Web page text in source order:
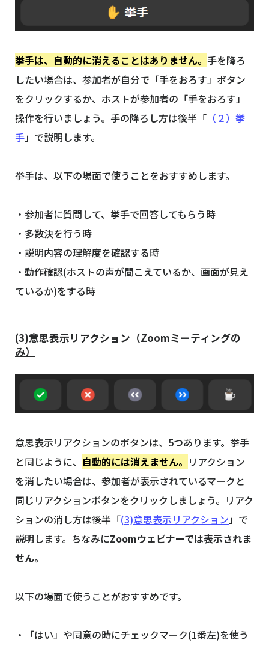
挙手は、自動的に消えることはありません。 手を降ろ
したい場合は、参加者が自分で「手をおろす」ボタン
をクリックするか、ホストが参加者の「手をおろす」
操作を行いましょう。手の降ろし方は後半「 （２）挙
手」で説明します。
挙手は、以下の場面で使うことをおすすめします。
・参加者に質問して、挙手で回答してもらう時
・多数決を行う時
・説明内容の理解度を確認する時
・動作確認(ホストの声が聞こえているか、画面が見え
ているか)をする時
(3)意思表示リアクション（Zoomミーティングの
み）
意思表示リアクションのボタンは、5つあります。挙手
と同じように、 自動的には消えません。 リアクション
を消したい場合は、参加者が表示されているマークと
同じリアクションボタンをクリックしましょう。リアク
ションの消し方は後半「(3)意思表示リアクション」で
説明します。ちなみにZoomウェビナーでは表示されま
せん。
以下の場面で使うことがおすすめです。
・「はい」や同意の時にチェックマーク(1番左)を使う